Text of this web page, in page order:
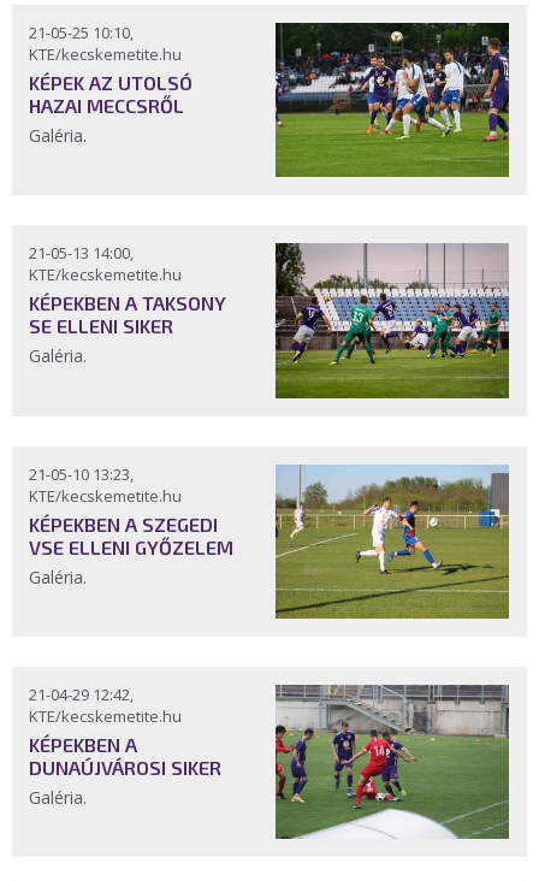
21-05-25 10:10,
KTE/kecskemetite.hu
KÉPEK AZ UTOLSÓ
HAZAI MECCSRŐL
Galéria.
21-05-13 14:00,
KTE/kecskemetite.hu
KÉPEKBEN A TAKSONY
SE ELLENI SIKER
Galéria.
21-05-10 13:23,
KTE/kecskemetite.hu
KÉPEKBEN A SZEGEDI
VSE ELLENI GYŐZELEM
Galéria.
21-04-29 12:42,
KTE/kecskemetite.hu
KÉPEKBEN A
DUNAÚJVÁROSI SIKER
Galéria.